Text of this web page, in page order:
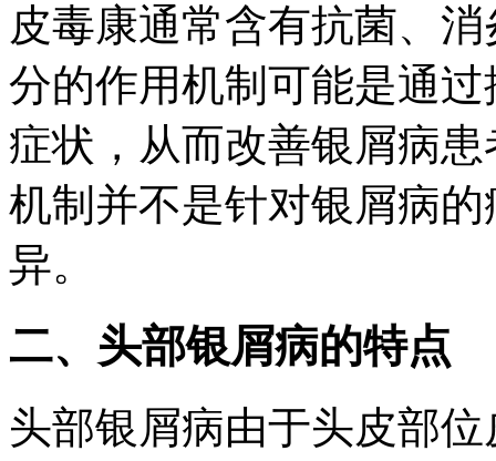
皮毒康通常含有抗菌、
分的作用机制可能是通
症状，从而改善银屑病
机制并不是针对银屑病
异。
二、头部银屑病的特点
头部银屑病由于头皮部